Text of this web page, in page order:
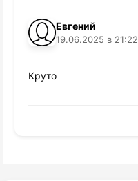
Евгений
19.06.2025 в 21:22
Круто